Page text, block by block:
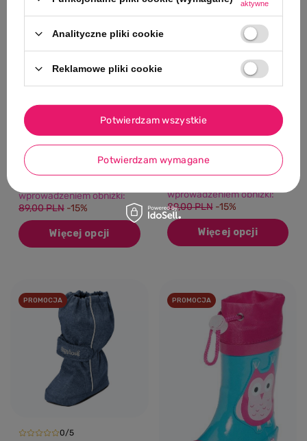
Termobuty, granatowe,
Playshoes
75,65 PLN
Najniższa cena produktu w
wprowadzeniem obniżki:
89,00 PLN -15%
Więcej opcji
Playshoes
75,65 PLN
Najniższa cena produktu w
wprowadzeniem obniżki:
89,00 PLN -15%
Więcej opcji
PROMOCJA
0/5
PROMOCJA
aktywne
Analityczne pliki cookie
Reklamowe pliki cookie
Potwierdzam wymagane
Potwierdzam wszystkie